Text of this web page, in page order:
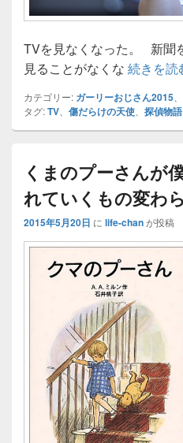
TVを見なくなった。 新聞
見ることがなくな 続きを読
カテゴリー: ガーリーおじさん2015
タグ:TV 傷だらけの天使 探偵物語
くまのプーさんが
れていくもの変わ
2015年5月20日 に life-chanが投稿